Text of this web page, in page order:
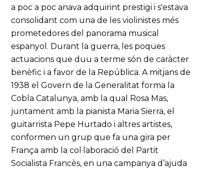
a poc a poc anava adquirint prestigi i s'estava
consolidant com una de les violinistes més
prometedores del panorama musical
espanyol. Durant la guerra, les poques
actuacions que duu a terme són de caràcter
benèfic i a favor de la República. A mitjans de
1938 el Govern de la Generalitat forma la
Cobla Catalunya, amb la qual Rosa Mas,
juntament amb la pianista Maria Sierra, el
guitarrista Pepe Hurtado i altres artistes,
conformen un grup que fa una gira per
França amb la col·laboració del Partit
Socialista Francès, en una campanya d’ajuda